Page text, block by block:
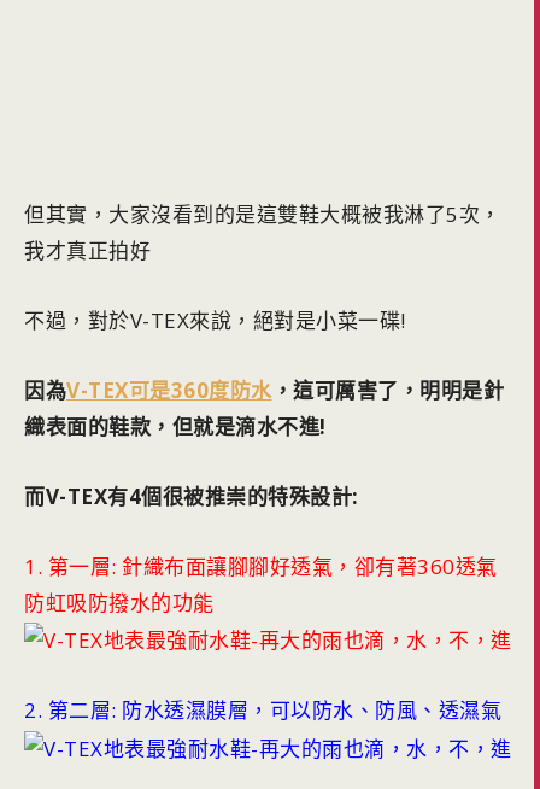
但其實，大家沒看到的是這雙鞋大概被我淋了5次，
我才真正拍好
不過，對於V-TEX來說，絕對是小菜一碟!
因為V-TEX可是360度防水，這可厲害了，明明是針
織表面的鞋款，但就是滴水不進!
而V-TEX有4個很被推崇的特殊設計:
1. 第一層: 針織布面讓腳腳好透氣，卻有著360透氣
防虹吸防撥水的功能
2. 第二層: 防水透濕膜層，可以防水、防風、透濕氣